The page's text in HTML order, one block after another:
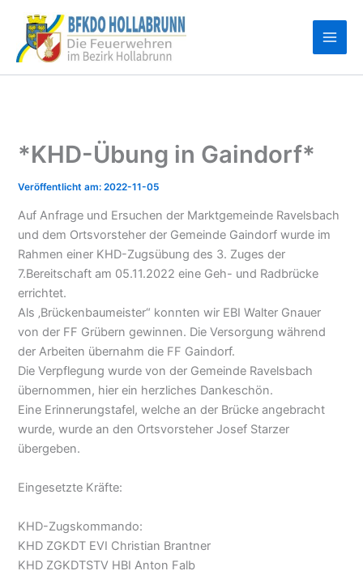
Inhalt
springen
*KHD-Übung in Gaindorf*
2022-11-05
Auf Anfrage und Ersuchen der Marktgemeinde Ravelsbach
und dem Ortsvorsteher der Gemeinde Gaindorf wurde im
Rahmen einer KHD-Zugsübung des 3. Zuges der
7.Bereitschaft am 05.11.2022 eine Geh- und Radbrücke
errichtet.
Als ‚Brückenbaumeister“ konnten wir EBI Walter Gnauer
von der FF Grübern gewinnen. Die Versorgung während
der Arbeiten übernahm die FF Gaindorf.
Die Verpflegung wurde von der Gemeinde Ravelsbach
übernommen, hier ein herzliches Dankeschön.
Eine Erinnerungstafel, welche an der Brücke angebracht
wurde, wurde an den Ortsvorsteher Josef Starzer
übergeben.
Eingesetzte Kräfte:
KHD-Zugskommando:
KHD ZGKDT EVI Christian Brantner
KHD ZGKDTSTV HBI Anton Falb